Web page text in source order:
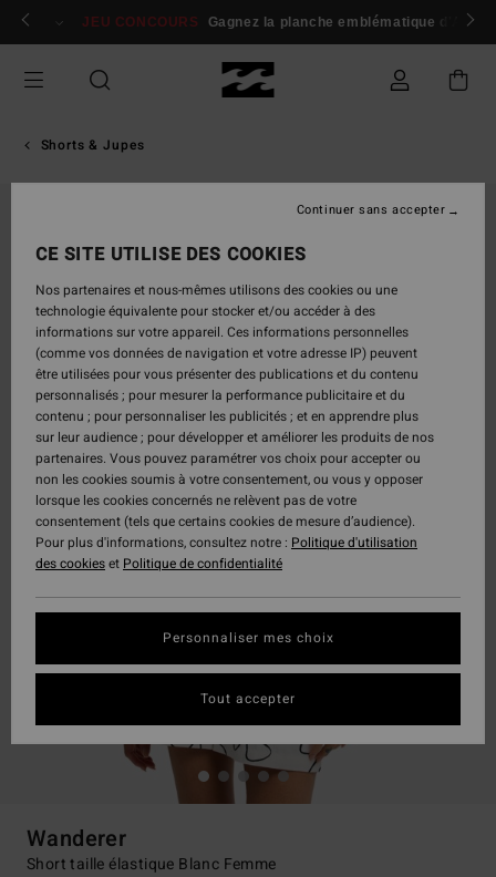
Passer
Se connecter / s'inscrire
JEU CONCOURS Gagnez la planche emblématique d'Andy
Shorts & Jupes
Wanderer
Short taille élastique Blanc Femme
CE SITE UTILISE DES COOKIES
Nos partenaires et nous-mêmes utilisons des cookies ou une
technologie équivalente pour stocker et/ou accéder à des
informations sur votre appareil. Ces informations personnelles
(comme vos données de navigation et votre adresse IP) peuvent
être utilisées pour vous présenter des publications et du contenu
personnalisés ; pour mesurer la performance publicitaire et du
contenu ; pour personnaliser les publicités ; et en apprendre plus
sur leur audience ; pour développer et améliorer les produits de nos
partenaires. Vous pouvez paramétrer vos choix pour accepter ou
non les cookies soumis à votre consentement, ou vous y opposer
lorsque les cookies concernés ne relèvent pas de votre
consentement (tels que certains cookies de mesure d’audience).
Pour plus d'informations, consultez notre : Politique d'utilisation
des cookieset Politique de confidentialité
Personnaliser mes choix
Continuer sans accepter
Tout accepter